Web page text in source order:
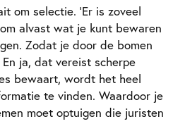
om selectie. ‘Er is zoveel
alvast wat je kunt bewaren
Zodat je door de bomen
ja, dat vereist scherpe
bewaart, wordt het heel
te vinden. Waardoor je
moet optuigen die juristen